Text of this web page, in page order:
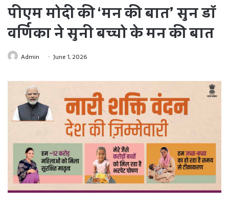
पीएम मोदी की ‘मन की बात’ सुन डॉ
वर्णिका ने सुनी बच्चो के मन की बात
Admin June 1, 2026